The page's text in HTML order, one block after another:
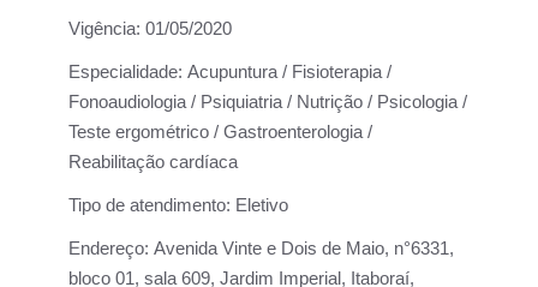
Vigência: 01/05/2020
Especialidade: Acupuntura / Fisioterapia /
Fonoaudiologia / Psiquiatria / Nutrição / Psicologia /
Teste ergométrico / Gastroenterologia /
Reabilitação cardíaca
Tipo de atendimento: Eletivo
Endereço: Avenida Vinte e Dois de Maio, n°6331,
bloco 01, sala 609, Jardim Imperial, Itaboraí,